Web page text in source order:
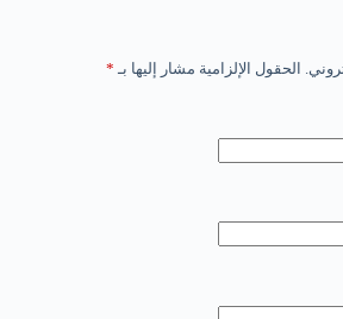
الحقول الإلزامية مشار إليها بـ *